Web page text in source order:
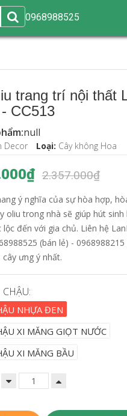
0968988525
trang trí nội thất
CC513
null
Decor Loại: Cây không Hoa
2.357.000₫
ý nghĩa của sự hòa hợp,
oliu trong nhà sẽ giúp hút
lộc đến với gia chủ. Liên hệ
(bán lẻ) -
ưng ý nhất.
NHỰA ĐEN
XI MĂNG GIỌT NƯỚC
XI MĂNG BẦU